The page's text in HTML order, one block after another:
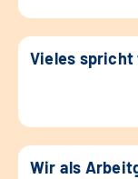
Vieles spricht
Wir als